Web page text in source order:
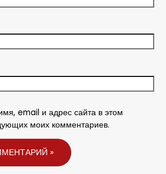
email и адрес сайта в этом
моих комментариев.